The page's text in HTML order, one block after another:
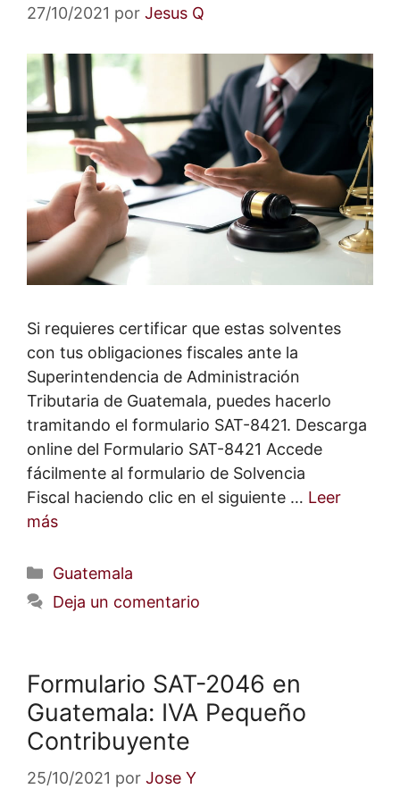
27/10/2021 por Jesus Q
Si requieres certificar que estas solventes
con tus obligaciones fiscales ante la
Superintendencia de Administración
Tributaria de Guatemala, puedes hacerlo
tramitando el formulario SAT-8421. Descarga
online del Formulario SAT-8421 Accede
fácilmente al formulario de Solvencia
Fiscal haciendo clic en el siguiente … Leer
más
Categorías
Guatemala
Deja un comentario
Formulario SAT-2046 en
Guatemala: IVA Pequeño
Contribuyente
25/10/2021 por Jose Y